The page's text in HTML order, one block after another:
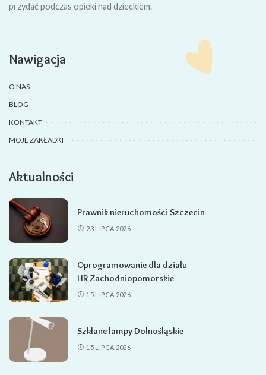
przydać podczas opieki nad dzieckiem.
Nawigacja
O NAS
BLOG
KONTAKT
MOJE ZAKŁADKI
Aktualności
Prawnik nieruchomości Szczecin
23 LIPCA 2026
Oprogramowanie dla działu
HR Zachodniopomorskie
15 LIPCA 2026
Szklane lampy Dolnośląskie
15 LIPCA 2026